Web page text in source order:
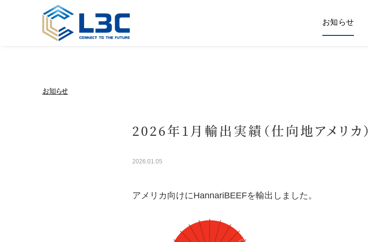
お知らせ
お知らせ
2026年1月輸出実績（仕向地アメリカ）
2026.01.05
アメリカ向けにHannariBEEFを輸出しました。